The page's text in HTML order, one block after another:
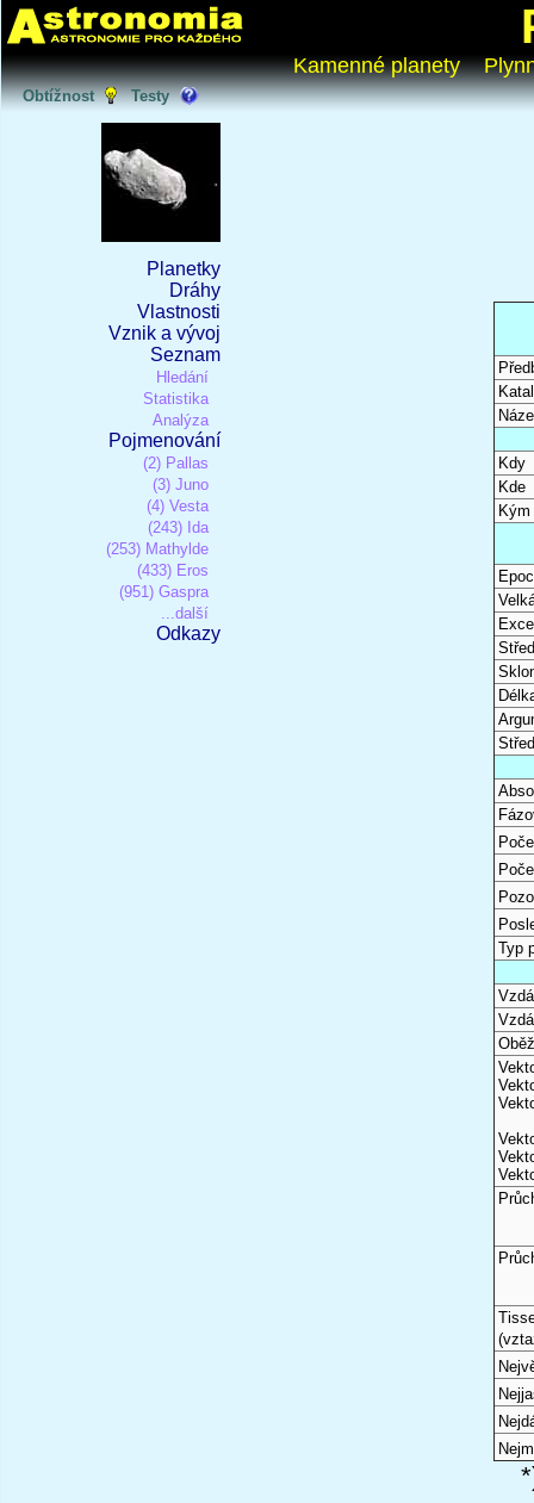
Kamenné planety
Obtížnost Testy
Planetky
Dráhy
Vlastnosti
Vznik a vývoj
Seznam
Hledání
Statistika
Analýza
Pojmenování
(2) Pallas
(3) Juno
(4) Vesta
(243) Ida
(253) Mathylde
(433) Eros
(951) Gaspra
...další
Odkazy
Kdy
Kde
Kým
Typ